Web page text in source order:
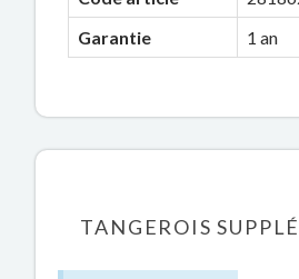
Garantie
1 an
TANGEROIS